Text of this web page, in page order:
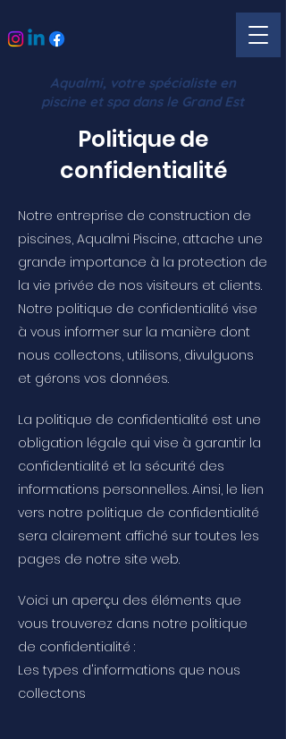
Aqualmi, votre spécialiste en
piscine et spa dans le Grand Est
Politique de
confidentialité
Notre entreprise de construction de
piscines, Aqualmi Piscine, attache une
grande importance à la protection de
la vie privée de nos visiteurs et clients.
Notre politique de confidentialité vise
à vous informer sur la manière dont
nous collectons, utilisons, divulguons
et gérons vos données.
La politique de confidentialité est une
obligation légale qui vise à garantir la
confidentialité et la sécurité des
informations personnelles. Ainsi, le lien
vers notre politique de confidentialité
sera clairement affiché sur toutes les
pages de notre site web.
Voici un aperçu des éléments que
vous trouverez dans notre politique
de confidentialité :
Les types d'informations que nous
collectons